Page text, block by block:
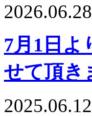
2026.06.28
7月1日よ
せて頂き
2025.06.12